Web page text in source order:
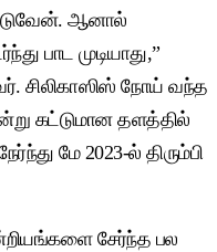
ஆனால்
பாட முடியாது,”
சிலிகாஸிஸ் நோய் வந்த
கட்டுமான தளத்தில்
மே 2023-ல் திரும்பி
சேர்ந்த பல